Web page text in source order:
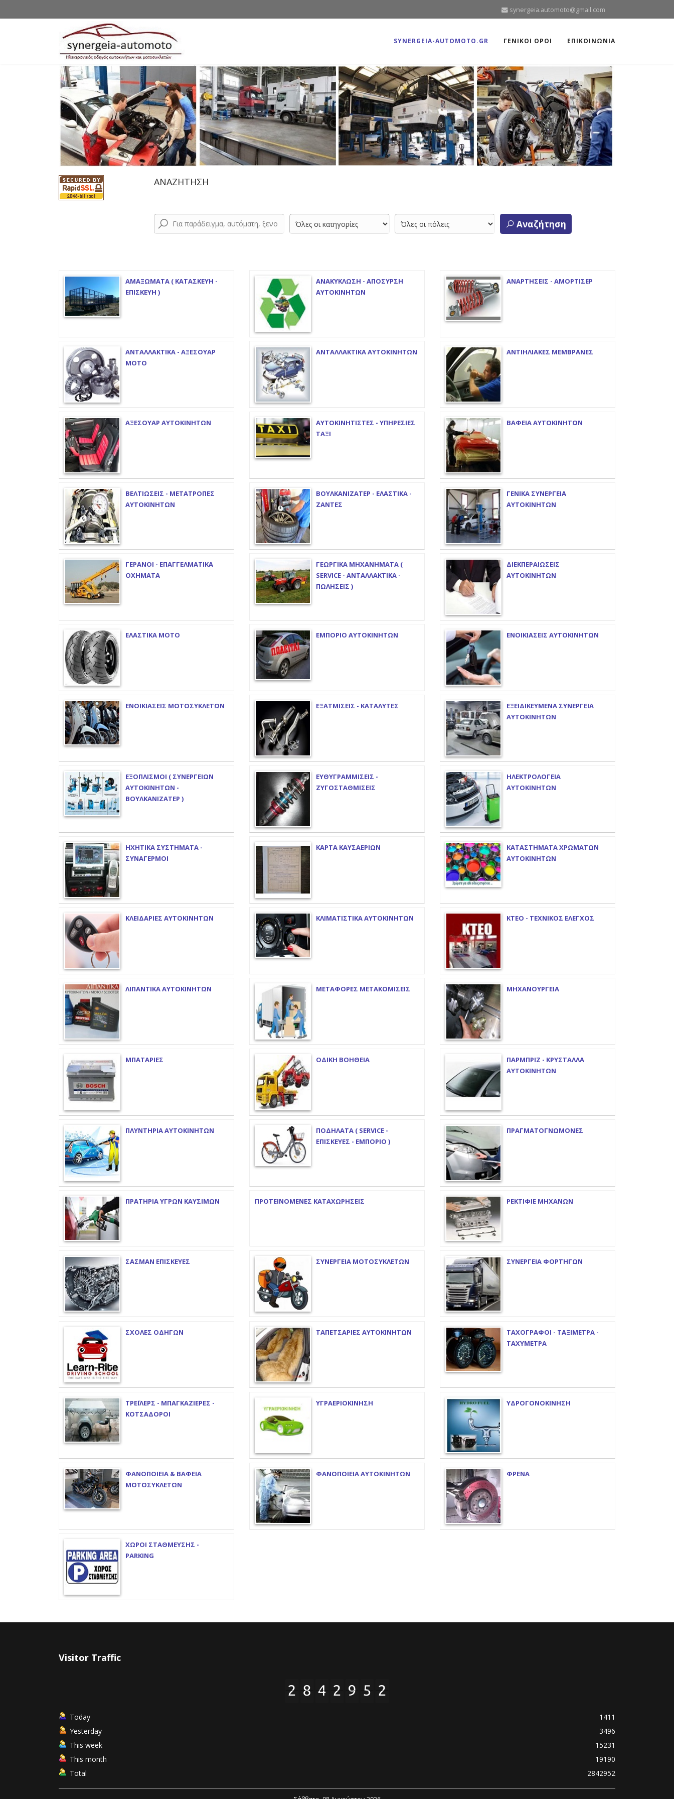
synergeia.automoto@gmail.com
SYNERGEIA-AUTOMOTO.GR ΓΕΝΙΚΟΙ ΟΡΟΙ ΕΠΙΚΟΙΝΩΝΙΑ
ΑΝΑΖΗΤΗΣΗ
Αναζήτηση
ΑΜΑΞΩΜΑΤΑ ( ΚΑΤΑΣΚΕΥΗ -
ΕΠΙΣΚΕΥΗ )
ΑΝΑΚΥΚΛΩΣΗ - ΑΠΟΣΥΡΣΗ
ΑΥΤΟΚΙΝΗΤΩΝ
ΑΝΑΡΤΗΣΕΙΣ - ΑΜΟΡΤΙΣΕΡ
ΑΝΤΑΛΛΑΚΤΙΚΑ - ΑΞΕΣΟΥΑΡ
ΜΟΤΟ
ΑΝΤΑΛΛΑΚΤΙΚΑ ΑΥΤΟΚΙΝΗΤΩΝ ΑΝΤΙΗΛΙΑΚΕΣ ΜΕΜΒΡΑΝΕΣ
ΑΞΕΣΟΥΑΡ ΑΥΤΟΚΙΝΗΤΩΝ
ΑΥΤΟΚΙΝΗΤΙΣΤΕΣ - ΥΠΗΡΕΣΙΕΣ
ΤΑΞΙ
ΒΑΦΕΙΑ ΑΥΤΟΚΙΝΗΤΩΝ
ΒΕΛΤΙΩΣΕΙΣ - ΜΕΤΑΤΡΟΠΕΣ
ΑΥΤΟΚΙΝΗΤΩΝ
ΒΟΥΛΚΑΝΙΖΑΤΕΡ - ΕΛΑΣΤΙΚΑ -
ΖΑΝΤΕΣ
ΓΕΝΙΚΑ ΣΥΝΕΡΓΕΙΑ
ΑΥΤΟΚΙΝΗΤΩΝ
ΓΕΡΑΝΟΙ - ΕΠΑΓΓΕΛΜΑΤΙΚΑ
ΟΧΗΜΑΤΑ
ΓΕΩΡΓΙΚΑ ΜΗΧΑΝΗΜΑΤΑ (
SERVICE - ΑΝΤΑΛΛΑΚΤΙΚΑ -
ΠΩΛΗΣΕΙΣ )
ΔΙΕΚΠΕΡΑΙΩΣΕΙΣ
ΑΥΤΟΚΙΝΗΤΩΝ
ΕΛΑΣΤΙΚΑ ΜΟΤΟ ΕΜΠΟΡΙΟ ΑΥΤΟΚΙΝΗΤΩΝ ΕΝΟΙΚΙΑΣΕΙΣ ΑΥΤΟΚΙΝΗΤΩΝ
ΕΝΟΙΚΙΑΣΕΙΣ ΜΟΤΟΣΥΚΛΕΤΩΝ ΕΞΑΤΜΙΣΕΙΣ - ΚΑΤΑΛΥΤΕΣ
ΕΞΕΙΔΙΚΕΥΜΕΝΑ ΣΥΝΕΡΓΕΙΑ
ΑΥΤΟΚΙΝΗΤΩΝ
ΕΞΟΠΛΙΣΜΟΙ ( ΣΥΝΕΡΓΕΙΩΝ
ΑΥΤΟΚΙΝΗΤΩΝ -
ΒΟΥΛΚΑΝΙΖΑΤΕΡ )
ΕΥΘΥΓΡΑΜΜΙΣΕΙΣ -
ΖΥΓΟΣΤΑΘΜΙΣΕΙΣ
ΗΛΕΚΤΡΟΛΟΓΕΙΑ
ΑΥΤΟΚΙΝΗΤΩΝ
ΗΧΗΤΙΚΑ ΣΥΣΤΗΜΑΤΑ -
ΣΥΝΑΓΕΡΜΟΙ
ΚΑΡΤΑ ΚΑΥΣΑΕΡΙΩΝ
ΚΑΤΑΣΤΗΜΑΤΑ ΧΡΩΜΑΤΩΝ
ΑΥΤΟΚΙΝΗΤΩΝ
ΚΛΕΙΔΑΡΙΕΣ ΑΥΤΟΚΙΝΗΤΩΝ ΚΛΙΜΑΤΙΣΤΙΚΑ ΑΥΤΟΚΙΝΗΤΩΝ ΚΤΕΟ - ΤΕΧΝΙΚΟΣ ΕΛΕΓΧΟΣ
ΛΙΠΑΝΤΙΚΑ ΑΥΤΟΚΙΝΗΤΩΝ ΜΕΤΑΦΟΡΕΣ ΜΕΤΑΚΟΜΙΣΕΙΣ ΜΗΧΑΝΟΥΡΓΕΙΑ
ΜΠΑΤΑΡΙΕΣ ΟΔΙΚΗ ΒΟΗΘΕΙΑ
ΠΑΡΜΠΡΙΖ - ΚΡΥΣΤΑΛΛΑ
ΑΥΤΟΚΙΝΗΤΩΝ
ΠΛΥΝΤΗΡΙΑ ΑΥΤΟΚΙΝΗΤΩΝ
ΠΟΔΗΛΑΤΑ ( SERVICE -
ΕΠΙΣΚΕΥΕΣ - ΕΜΠΟΡΙΟ )
ΠΡΑΓΜΑΤΟΓΝΩΜΟΝΕΣ
ΠΡΑΤΗΡΙΑ ΥΓΡΩΝ ΚΑΥΣΙΜΩΝ ΠΡΟΤΕΙΝΟΜΕΝΕΣ ΚΑΤΑΧΩΡΗΣΕΙΣ ΡΕΚΤΙΦΙΕ ΜΗΧΑΝΩΝ
ΣΑΣΜΑΝ ΕΠΙΣΚΕΥΕΣ ΣΥΝΕΡΓΕΙΑ ΜΟΤΟΣΥΚΛΕΤΩΝ ΣΥΝΕΡΓΕΙΑ ΦΟΡΤΗΓΩΝ
ΣΧΟΛΕΣ ΟΔΗΓΩΝ ΤΑΠΕΤΣΑΡΙΕΣ ΑΥΤΟΚΙΝΗΤΩΝ
ΤΑΧΟΓΡΑΦΟΙ - ΤΑΞΙΜΕΤΡΑ -
ΤΑΧΥΜΕΤΡΑ
ΤΡΕΪΛΕΡΣ - ΜΠΑΓΚΑΖΙΕΡΕΣ -
ΚΟΤΣΑΔΟΡΟΙ
ΥΓΡΑΕΡΙΟΚΙΝΗΣΗ ΥΔΡΟΓΟΝΟΚΙΝΗΣΗ
ΦΑΝΟΠΟΙΕΙΑ & ΒΑΦΕΙΑ
ΜΟΤΟΣΥΚΛΕΤΩΝ
ΦΑΝΟΠΟΙΕΙΑ ΑΥΤΟΚΙΝΗΤΩΝ ΦΡΕΝΑ
ΧΩΡΟΙ ΣΤΑΘΜΕΥΣΗΣ -
PARKING
Visitor Traffic
Today
1411
Yesterday
3496
This week
15231
This month
19190
Total
2842952